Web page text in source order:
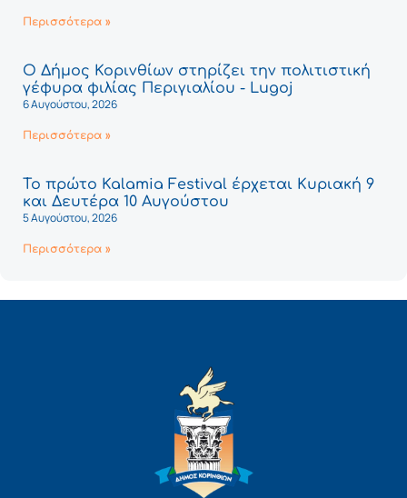
Περισσότερα »
Ο Δήμος Κορινθίων στηρίζει την πολιτιστική
γέφυρα φιλίας Περιγιαλίου - Lugoj
6 Αυγούστου, 2026
Περισσότερα »
Το πρώτο Kalamia Festival έρχεται Κυριακή 9
και Δευτέρα 10 Αυγούστου
5 Αυγούστου, 2026
Περισσότερα »